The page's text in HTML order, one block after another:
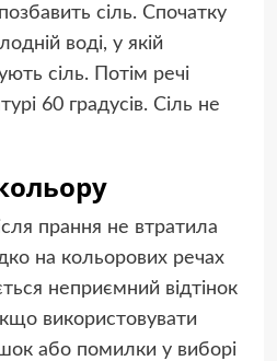
сіль. Спочатку
воді, у якій
сіль. Потім речі
60 градусів. Сіль не
прання не втратила
на кольорових речах
неприємний відтінок
використовувати
або помилки у виборі